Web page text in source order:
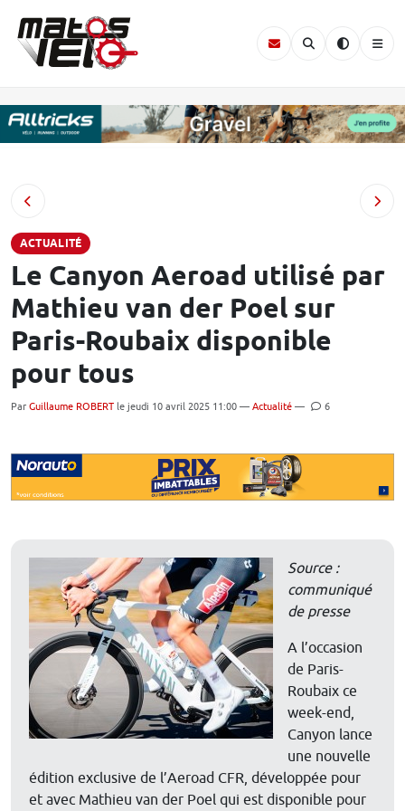
ACTUALITÉ
Le Canyon Aeroad utilisé par
Mathieu van der Poel sur
Paris-Roubaix disponible
pour tous
Par Guillaume ROBERT le jeudi 10 avril 2025 11:00 — Actualité — 6
Source :
communiqué
de presse
A l’occasion
de Paris-
Roubaix ce
week-end,
Canyon lance
une nouvelle
édition exclusive de l’Aeroad CFR, développée pour
et avec Mathieu van der Poel qui est disponible pour